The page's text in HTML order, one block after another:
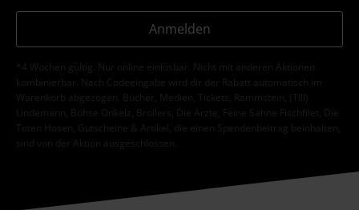
Anmelden
*4 Wochen gültig. Nur online einlösbar. Nicht mit anderen Aktionen
kombinierbar. Nach Codeeingabe wird dir der Rabatt automatisch im
Warenkorb abgezogen. Bücher, Medien, Tickets, Rammstein, (Till)
Lindemann, Böhse Onkelz, Broilers, Die Ärzte, Feine Sahne Fischfilet, Die
Toten Hosen, Gutscheine & Artikel, die einen Spendenbeitrag beinhalten,
sind von der Aktion ausgeschlossen.